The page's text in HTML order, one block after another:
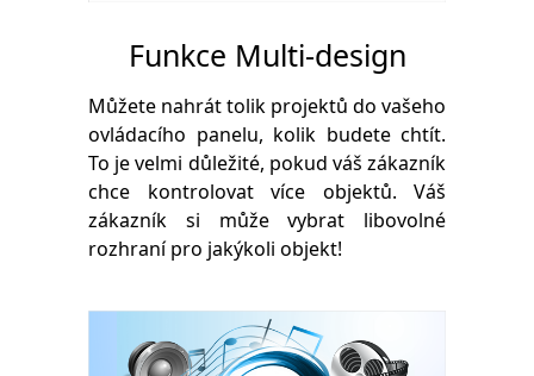
Funkce Multi-design
Můžete nahrát tolik projektů do vašeho
ovládacího panelu, kolik budete chtít.
To je velmi důležité, pokud váš zákazník
chce kontrolovat více objektů. Váš
zákazník si může vybrat libovolné
rozhraní pro jakýkoli objekt!